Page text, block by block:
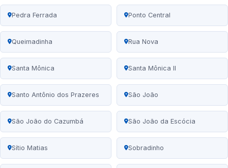
Pedra Ferrada Ponto Central
Queimadinha Rua Nova
Santa Mônica Santa Mônica II
Santo Antônio dos Prazeres São João
São João do Cazumbá São João da Escócia
Sítio Matias Sobradinho